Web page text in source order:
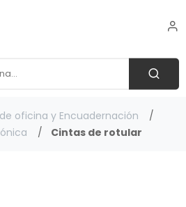
oficina y Encuadernación
Cintas de rotular